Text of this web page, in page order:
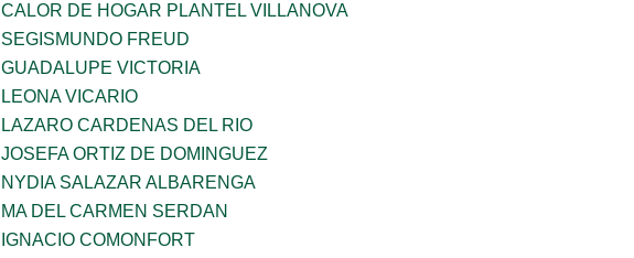
CALOR DE HOGAR PLANTEL VILLANOVA
SEGISMUNDO FREUD
GUADALUPE VICTORIA
LEONA VICARIO
LAZARO CARDENAS DEL RIO
JOSEFA ORTIZ DE DOMINGUEZ
NYDIA SALAZAR ALBARENGA
MA DEL CARMEN SERDAN
IGNACIO COMONFORT